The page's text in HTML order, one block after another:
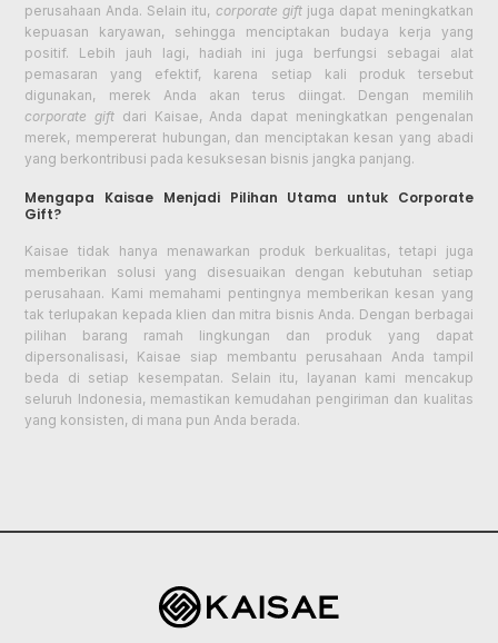
perusahaan Anda. Selain itu, corporate giftjuga dapat meningkatkan
kepuasan karyawan, sehingga menciptakan budaya kerja yang
positif. Lebih jauh lagi, hadiah ini juga berfungsi sebagai alat
pemasaran yang efektif, karena setiap kali produk tersebut
digunakan, merek Anda akan terus diingat. Dengan memilih
corporate gift dari Kaisae, Anda dapat meningkatkan pengenalan
merek, mempererat hubungan, dan menciptakan kesan yang abadi
yang berkontribusi pada kesuksesan bisnis jangka panjang.
Mengapa Kaisae Menjadi Pilihan Utama untuk Corporate
Gift?
Kaisae tidak hanya menawarkan produk berkualitas, tetapi juga
memberikan solusi yang disesuaikan dengan kebutuhan setiap
perusahaan. Kami memahami pentingnya memberikan kesan yang
tak terlupakan kepada klien dan mitra bisnis Anda. Dengan berbagai
pilihan barang ramah lingkungan dan produk yang dapat
dipersonalisasi, Kaisae siap membantu perusahaan Anda tampil
beda di setiap kesempatan. Selain itu, layanan kami mencakup
seluruh Indonesia, memastikan kemudahan pengiriman dan kualitas
yang konsisten, di mana pun Anda berada.